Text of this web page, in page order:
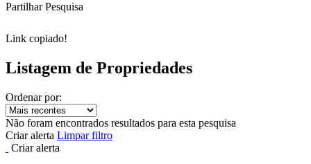
Partilhar Pesquisa
Link copiado!
Listagem de Propriedades
Ordenar por:
Não foram encontrados resultados para esta pesquisa
Criar alerta Limpar filtro
Criar alerta